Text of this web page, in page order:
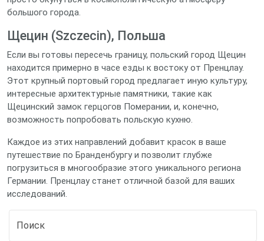
большого города.
Щецин (Szczecin), Польша
Если вы готовы пересечь границу, польский город Щецин
находится примерно в часе езды к востоку от Пренцлау.
Этот крупный портовый город предлагает иную культуру,
интересные архитектурные памятники, такие как
Щецинский замок герцогов Померании, и, конечно,
возможность попробовать польскую кухню.
Каждое из этих направлений добавит красок в ваше
путешествие по Бранденбургу и позволит глубже
погрузиться в многообразие этого уникального региона
Германии. Пренцлау станет отличной базой для ваших
исследований.